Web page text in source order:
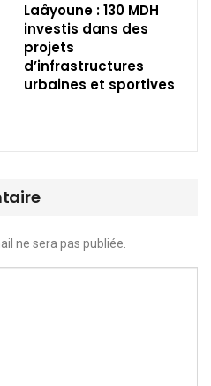
Laâyoune : 130 MDH
investis dans des
projets
d’infrastructures
urbaines et sportives
ne sera pas publiée.